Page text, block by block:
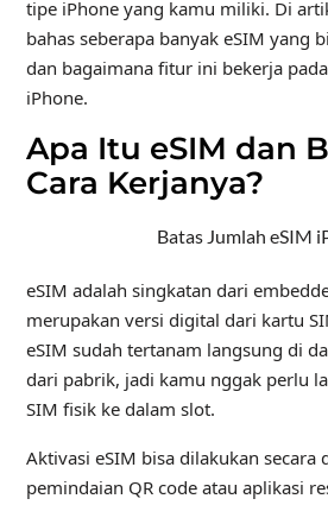
tipe iPhone yang kamu miliki. Di
bahas seberapa banyak eSIM yang
dan bagaimana fitur ini bekerja
iPhone.
Apa Itu eSIM dan
Cara Kerjanya?
Batas Jumlah eSIM
eSIM adalah singkatan dari
merupakan versi digital dari kartu
eSIM sudah tertanam langsung di
dari pabrik, jadi kamu nggak perlu
SIM fisik ke dalam slot.
Aktivasi eSIM bisa dilakukan secara
pemindaian QR code atau aplikasi